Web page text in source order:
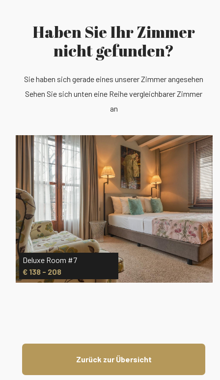
Haben Sie Ihr Zimmer
nicht gefunden?
Sie haben sich gerade eines unserer Zimmer angesehen
Sehen Sie sich unten eine Reihe vergleichbarer Zimmer
an
Deluxe Room #7
€ 138 - 208
Zurück zur Übersicht